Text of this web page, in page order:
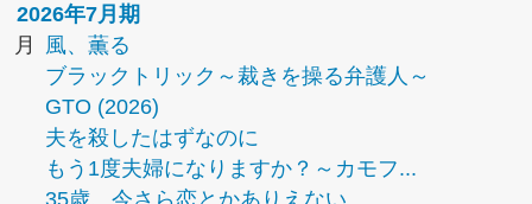
2026年7月期
月
風、薫る
ブラックトリック～裁きを操る弁護人～
GTO (2026)
夫を殺したはずなのに
もう1度夫婦になりますか？～カモフ...
35歳、今さら恋とかありえない